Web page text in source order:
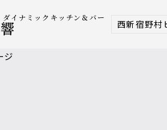
ダイナミックキッチン＆バー
響 西新宿野村